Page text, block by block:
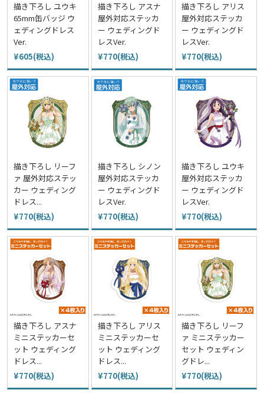
描き下ろし ユウキ
65mm缶バッジ ウ
ェディングドレス
Ver.
¥605(税込)
描き下ろし アスナ
屋外対応ステッカ
ー ウェディングド
レスVer.
¥770(税込)
描き下ろし アリス
屋外対応ステッカ
ー ウェディングド
レスVer.
¥770(税込)
描き下ろし リーフ
ァ 屋外対応ステッ
カー ウェディング
ドレス...
¥770(税込)
描き下ろし シノン
屋外対応ステッカ
ー ウェディングド
レスVer.
¥770(税込)
描き下ろし ユウキ
屋外対応ステッカ
ー ウェディングド
レスVer.
¥770(税込)
描き下ろし アスナ
ミニステッカーセ
ット ウェディング
ドレス...
¥770(税込)
描き下ろし アリス
ミニステッカーセ
ット ウェディング
ドレス...
¥770(税込)
描き下ろし リーフ
ァ ミニステッカー
セット ウェディン
グドレ...
¥770(税込)